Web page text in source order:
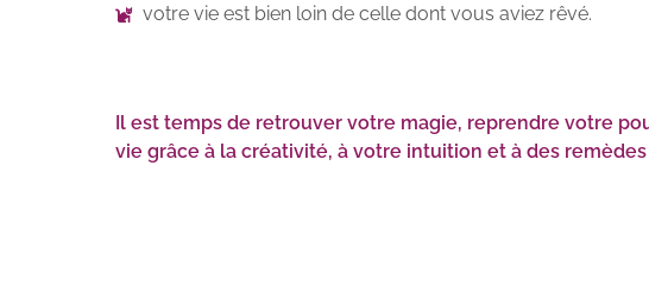
votre vie est bien loin de celle dont vous aviez rêvé.
Il est temps de retrouver votre magie, reprendre votre
vie grâce à la créativité, à votre intuition et à des